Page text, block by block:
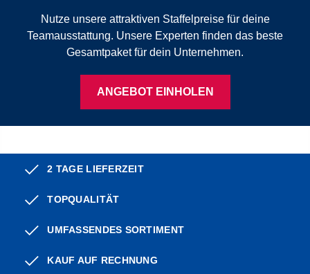
Nutze unsere attraktiven Staffelpreise für deine
Teamausstattung. Unsere Experten finden das beste
Gesamtpaket für dein Unternehmen.
ANGEBOT EINHOLEN
2 TAGE LIEFERZEIT
TOPQUALITÄT
UMFASSENDES SORTIMENT
KAUF AUF RECHNUNG